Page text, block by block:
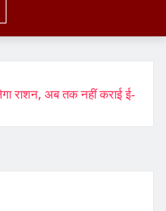
राशन, अब तक नहीं कराई ई-